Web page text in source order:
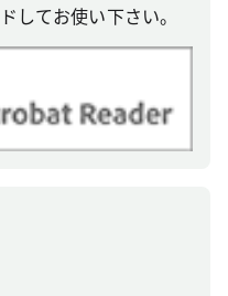
してお使い下さい。